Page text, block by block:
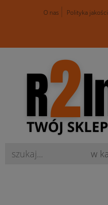
O nas Polityka jakości